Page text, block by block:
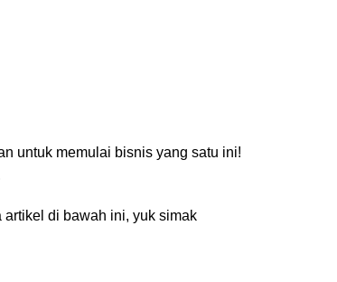
untuk memulai bisnis yang satu ini!
di bawah ini, yuk simak